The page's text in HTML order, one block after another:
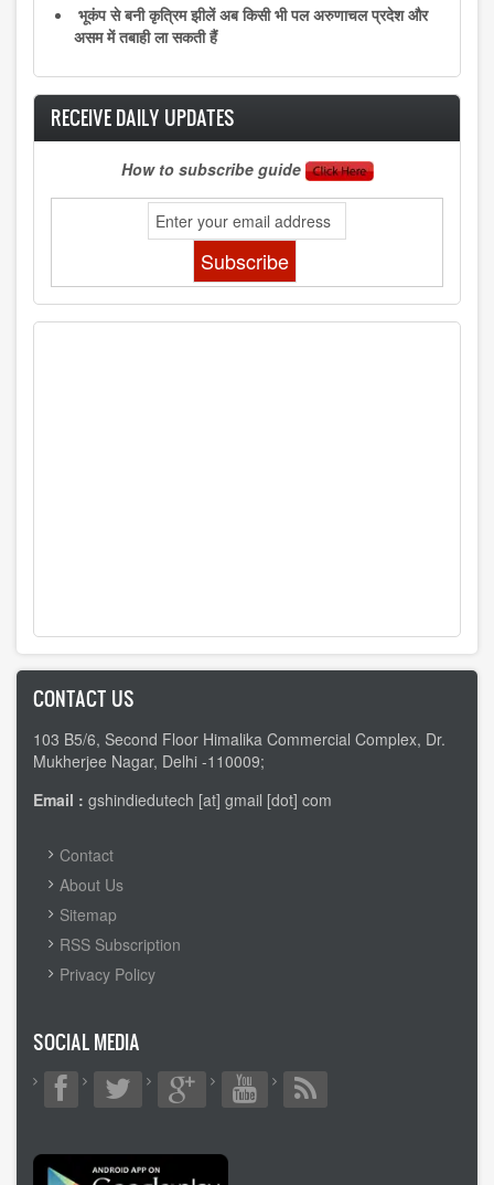
भूकंप से बनी कृत्रिम झीलें अब किसी भी पल अरुणाचल प्रदेश और
असम में तबाही ला सकती हैं
RECEIVE DAILY UPDATES
How to subscribe guide
CONTACT US
103 B5/6, Second Floor Himalika Commercial Complex, Dr.
Mukherjee Nagar, Delhi -110009;
Email : gshindiedutech [at] gmail [dot] com
FOOTER
MENU
Contact
About Us
Sitemap
RSS Subscription
Privacy Policy
SOCIAL MEDIA